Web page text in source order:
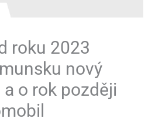
roku 2023
nový
o rok později